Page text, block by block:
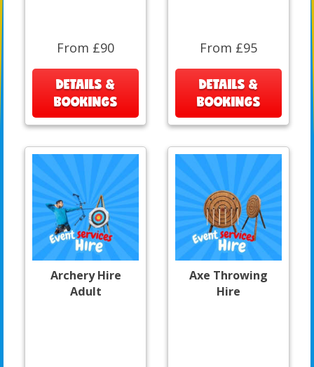
From £90
DETAILS &
BOOKINGS
From £95
DETAILS &
BOOKINGS
Archery Hire
Adult
Axe Throwing
Hire